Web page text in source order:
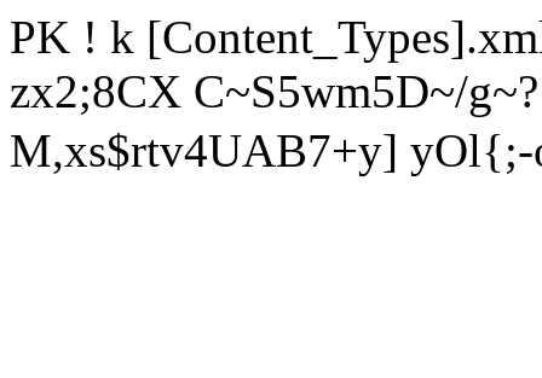
PK ! k
zx2;8CX C~S5wm5D~/
M,xs$rtv4UAB7+y]